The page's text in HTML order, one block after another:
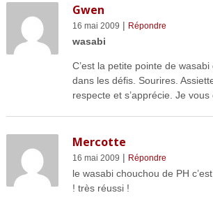
Gwen
16 mai 2009 | Répondre
wasabi
C’est la petite pointe de
dans les défis. Sourires.
respecte et s’apprécie. Je vous
Mercotte
16 mai 2009 | Répondre
le wasabi chouchou de PH
! très réussi !